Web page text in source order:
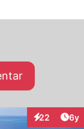
22
Interaktionen
6y